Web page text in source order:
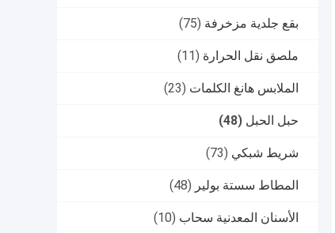
بقع جلدية مزخرفة (75)
ملصق نقل الحرارة (11)
الملابس هانغ الكلمات (23)
حبل الحبل (48)
شريط شبكي (73)
المطاط سستة بولير (48)
الأسنان المعدنية سحاب (10)